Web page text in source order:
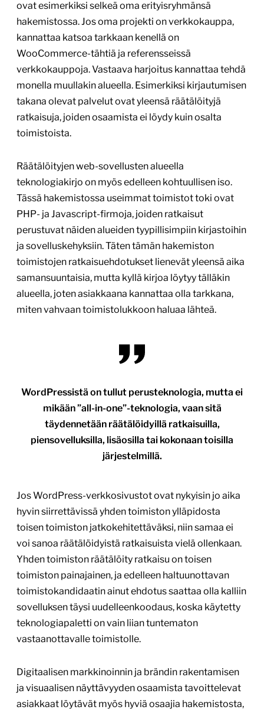
ovat esimerkiksi selkeä oma erityisryhmänsä
hakemistossa. Jos oma projekti on verkkokauppa,
kannattaa katsoa tarkkaan kenellä on
WooCommerce-tähtiä ja referensseissä
verkkokauppoja. Vastaava harjoitus kannattaa tehdä
monella muullakin alueella. Esimerkiksi kirjautumisen
takana olevat palvelut ovat yleensä räätälöityjä
ratkaisuja, joiden osaamista ei löydy kuin osalta
toimistoista.
Räätälöityjen web-sovellusten alueella
teknologiakirjo on myös edelleen kohtuullisen iso.
Tässä hakemistossa useimmat toimistot toki ovat
PHP- ja Javascript-firmoja, joiden ratkaisut
perustuvat näiden alueiden tyypillisimpiin kirjastoihin
ja sovelluskehyksiin. Täten tämän hakemiston
toimistojen ratkaisuehdotukset lienevät yleensä aika
samansuuntaisia, mutta kyllä kirjoa löytyy tälläkin
alueella, joten asiakkaana kannattaa olla tarkkana,
miten vahvaan toimistolukkoon haluaa lähteä.
WordPressistä on tullut perusteknologia, mutta ei
mikään ”all-in-one”-teknologia, vaan sitä
täydennetään räätälöidyillä ratkaisuilla,
piensovelluksilla, lisäosilla tai kokonaan toisilla
järjestelmillä.
Jos WordPress-verkkosivustot ovat nykyisin jo aika
hyvin siirrettävissä yhden toimiston ylläpidosta
toisen toimiston jatkokehitettäväksi, niin samaa ei
voi sanoa räätälöidyistä ratkaisuista vielä ollenkaan.
Yhden toimiston räätälöity ratkaisu on toisen
toimiston painajainen, ja edelleen haltuunottavan
toimistokandidaatin ainut ehdotus saattaa olla kalliin
sovelluksen täysi uudelleenkoodaus, koska käytetty
teknologiapaletti on vain liian tuntematon
vastaanottavalle toimistolle.
Digitaalisen markkinoinnin ja brändin rakentamisen
ja visuaalisen näyttävyyden osaamista tavoittelevat
asiakkaat löytävät myös hyviä osaajia hakemistosta,